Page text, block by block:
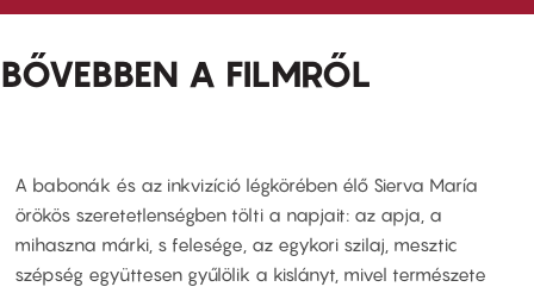
BŐVEBBEN A FILMRŐL
A babonák és az inkvizíció légkörében élő Sierva María
örökös szeretetlenségben tölti a napjait: az apja, a
mihaszna márki, s felesége, az egykori szilaj, mesztic
szépség együttesen gyűlölik a kislányt, mivel természete